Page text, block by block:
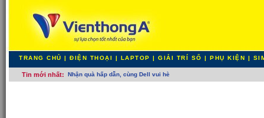
TRANG CHỦ | ĐIỆN THOẠI | LAPTOP | GIẢI TRÍ SỐ | PHỤ KIỆN |
Tin mới nhất: Gi-